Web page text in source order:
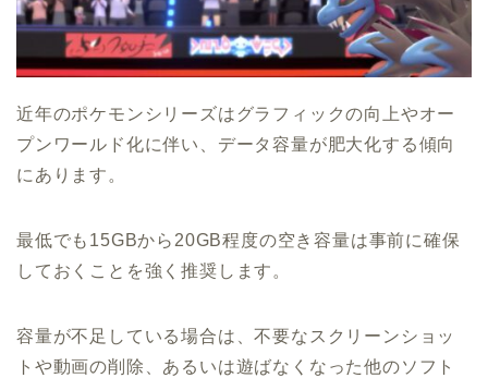
近年のポケモンシリーズはグラフィックの向上やオー
プンワールド化に伴い、データ容量が肥大化する傾向
にあります。
最低でも15GBから20GB程度の空き容量は事前に確保
しておくことを強く推奨します。
容量が不足している場合は、不要なスクリーンショッ
トや動画の削除、あるいは遊ばなくなった他のソフト